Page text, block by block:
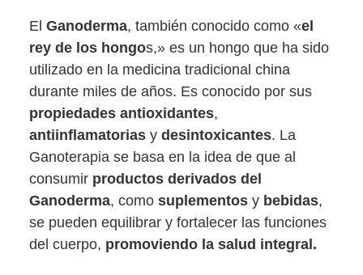
El Ganoderma, también conocido como «el
rey de los hongos,» es un hongo que ha sido
utilizado en la medicina tradicional china
durante miles de años. Es conocido por sus
propiedades antioxidantes,
antiinflamatorias y desintoxicantes. La
Ganoterapia se basa en la idea de que al
consumir productos derivados del
Ganoderma, como suplementos y bebidas,
se pueden equilibrar y fortalecer las funciones
del cuerpo, promoviendo la salud integral.